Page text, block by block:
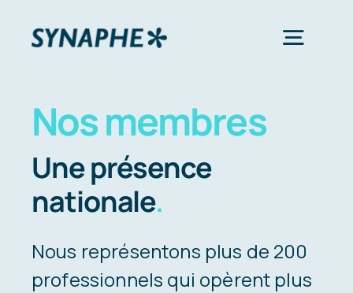
Notre Syndicat
Nos Services
Nos membres
Nos membres
Une présence
nationale.
Nous représentons plus de 200
professionnels qui opèrent plus